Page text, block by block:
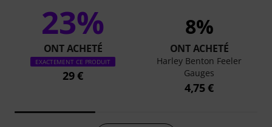
23%
ONT ACHETÉ
EXACTEMENT CE PRODUIT
29 €
8%
ONT ACHETÉ
Harley Benton Feeler
Gauges
4,75 €